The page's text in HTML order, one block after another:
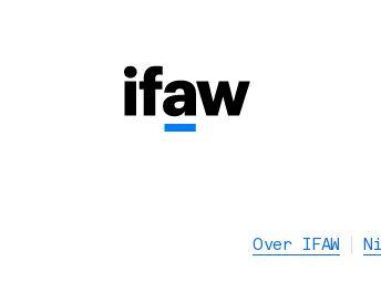
Over IFAW